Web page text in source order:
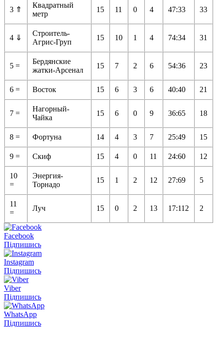
3 ⇑
Квадратный
метр
15 11 0 4 47:33 33
4 ⇓
Строитель-
Агрис-Груп
15 10 1 4 74:34 31
5 =
Бердянские
жатки-Арсенал
15 7 2 6 54:36 23
6 = Восток 15 6 3 6 40:40 21
7 =
Нагорный-
Чайка
15 6 0 9 36:65 18
8 = Фортуна 14 4 3 7 25:49 15
9 = Скиф 15 4 0 11 24:60 12
10
=
Энергия-
Торнадо
15 1 2 12 27:69 5
11
=
Луч 15 0 2 13 17:112 2
Facebook
Підпишись
Instagram
Підпишись
Viber
Підпишись
WhatsApp
Підпишись